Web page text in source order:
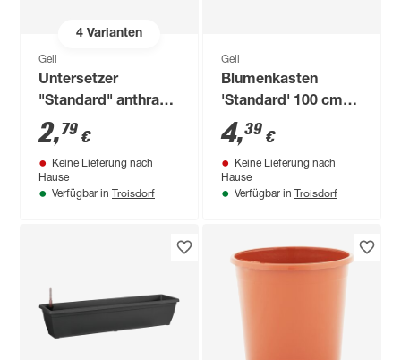
4Varianten
Geli
Untersetzer
"Standard" anthrazit
60 x 15,5 cm
2,79 €
Keine Lieferung nach
Hause
Verfügbar in Troisdorf
Geli
Blumenkasten
'Standard' 100 cm
betongrau
4,39 €
Keine Lieferung nach
Hause
Verfügbar in Troisdorf